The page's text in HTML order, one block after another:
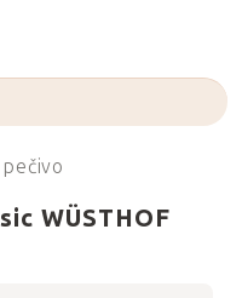
pečivo
WÜSTHOF